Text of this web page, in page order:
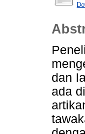
dan
ada